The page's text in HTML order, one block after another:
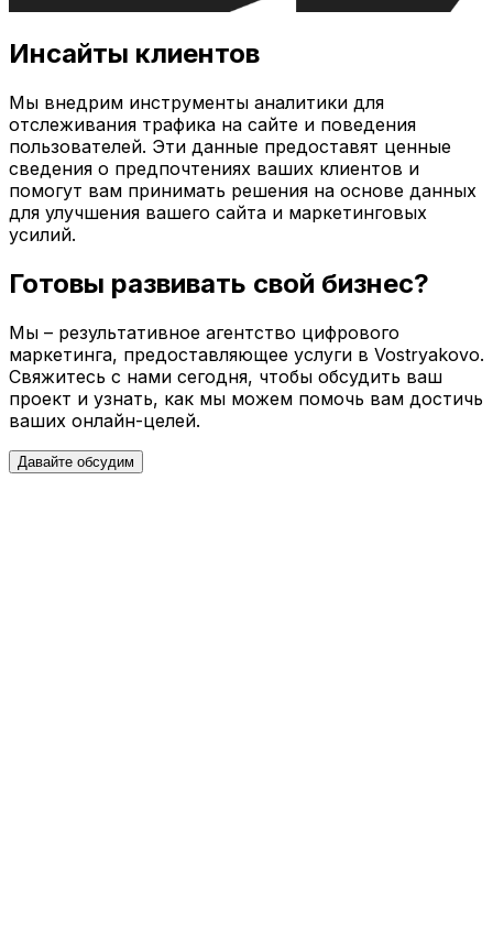
Инсайты клиентов
Мы внедрим инструменты аналитики для
отслеживания трафика на сайте и поведения
пользователей. Эти данные предоставят ценные
сведения о предпочтениях ваших клиентов и
помогут вам принимать решения на основе данных
для улучшения вашего сайта и маркетинговых
усилий.
Готовы развивать свой бизнес?
Мы – результативное агентство цифрового
маркетинга, предоставляющее услуги в Vostryakovo.
Свяжитесь с нами сегодня, чтобы обсудить ваш
проект и узнать, как мы можем помочь вам достичь
ваших онлайн-целей.
Давайте обсудим